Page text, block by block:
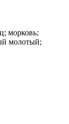
морковь;
молотый;